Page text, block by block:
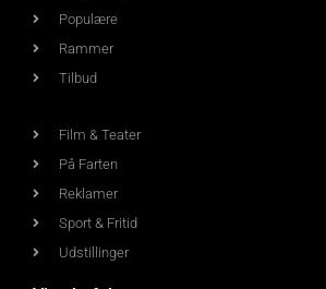
Populære
Rammer
Tilbud
Film & Teater
På Farten
Reklamer
Sport & Fritid
Udstillinger